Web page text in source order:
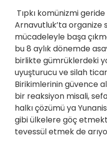
Tıpkı komünizmi
Arnavutluk’ta organize
mücadeleyle başa
bu 8 aylık dönemde
birlikte gümrüklerdeki
uyuşturucu ve silah
Birikimlerinin güvence
bir reaksiyon misali,
halkı çözümü ya
gibi ülkelere göç
tevessül etmek de